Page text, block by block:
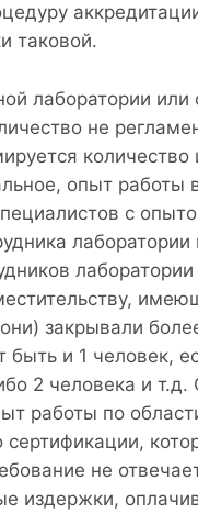
таковой.
лаборатории или
не
количество
опыт работы
с
закрывали
быть и 1 человек,
2 человека и
работы по
не
издержки,